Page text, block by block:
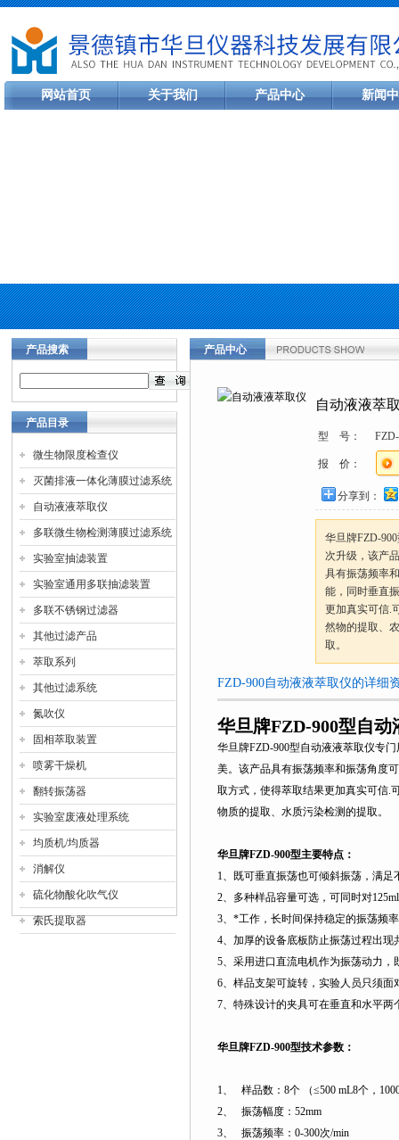
网站首页 关于我们 产品中心 新闻
产品搜索
产品目录
微生物限度检查仪
灭菌排液一体化薄膜过滤系统
自动液液萃取仪
多联微生物检测薄膜过滤系统
实验室抽滤装置
实验室通用多联抽滤装置
多联不锈钢过滤器
其他过滤产品
萃取系列
其他过滤系统
氮吹仪
固相萃取装置
喷雾干燥机
翻转振荡器
实验室废液处理系统
均质机/均质器
消解仪
硫化物酸化吹气仪
索氏提取器
产品中心
自动液液萃
型 号：
报 价：
分享到：
华旦牌FZD-
次升级，该产
具有振荡频率
能，同时垂直
更加真实可信.
然物的提取、
取。
FZD-900自动液液萃取仪的详细
华旦牌FZD-900型自动
华旦牌FZD-900型自动液液萃取仪专
美。该产品具有振荡频率和振荡角度
取方式， 使得萃取结果更加真实可信.
物质的提取、水质污染检测的提取。
华旦牌FZD-900型主要特点：
1、既可垂直振荡也可倾斜振荡，满足
2、多种样品容量可选，可同时对
3、*工作，长时间保持稳定的振荡频
4、加厚的设备底板防止振荡过程出
5、采用进口直流电机作为振荡动力
6、样品支架可旋转，实验人员只须
7、特殊设计的夹具可在垂直和水平
华旦牌FZD-900型技术参数：
1、 样品数： 8个 （≤500 mL8个，
2、 振荡幅度： 52mm
3、 振荡频率： 0-300次/min